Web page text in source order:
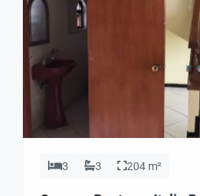
3 3 204 m²